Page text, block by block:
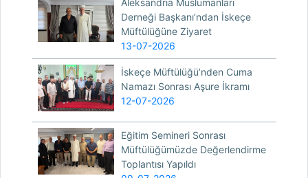
Derneği Başkanı’ndan İskeçe
Müftülüğüne Ziyaret
13-07-2026
İskeçe Müftülüğü’nden Cuma
Namazı Sonrası Aşure İkramı
12-07-2026
Eğitim Semineri Sonrası
Müftülüğümüzde Değerlendirme
Toplantısı Yapıldı